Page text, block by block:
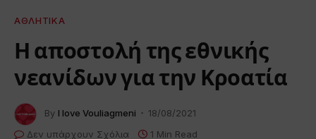
ΑΘΛΗΤΙΚΑ
Η αποστολή της εθνικής
νεανίδων για την Κροατία
By I love Vouliagmeni
18/08/2021
Δεν υπάρχουν Σχόλια
1 Min Read